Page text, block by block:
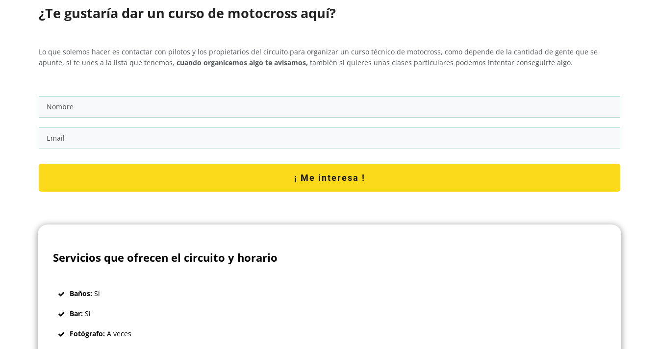
¿Te gustaría dar un curso de motocross aquí?
Lo que solemos hacer es contactar con pilotos y los propietarios del circuito para organizar un curso técnico de motocross, como depende de la cantidad de gente que se
apunte, si te unes a la lista que tenemos, cuando organicemos algo te avisamos, también si quieres unas clases particulares podemos intentar conseguirte algo.
¡ Me interesa !
Servicios que ofrecen el circuito y horario
Baños: Sí
Bar: Sí
Fotógrafo: A veces